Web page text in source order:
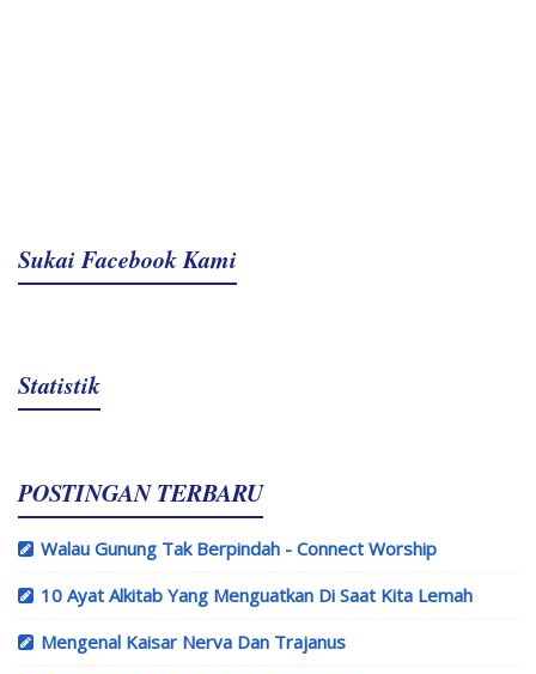
Sukai Facebook Kami
Statistik
POSTINGAN TERBARU
Walau Gunung Tak Berpindah - Connect Worship
10 Ayat Alkitab Yang Menguatkan Di Saat Kita Lemah
Mengenal Kaisar Nerva Dan Trajanus